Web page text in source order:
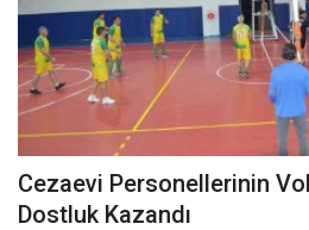
Cezaevi Personellerinin
Dostluk Kazandı